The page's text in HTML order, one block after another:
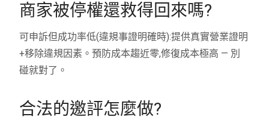
商家被停權還救得回來嗎?
可申訴但成功率低(違規事證明確時):提供真實營業證明
+移除違規因素。預防成本趨近零,修復成本極高 — 別
碰就對了。
合法的邀評怎麼做?